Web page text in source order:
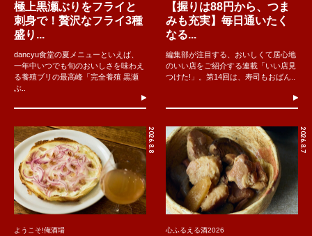
極上黒瀬ぶりをフライと
刺身で！贅沢なフライ3種
盛り...
dancyu食堂の夏メニューといえば、
一年中いつでも旬のおいしさを味わえ
る養殖ブリの最高峰「完全養殖 黒瀬
ぶ..
【握りは88円から、つま
みも充実】毎日通いたく
なる...
編集部が注目する、おいしくて居心地
のいい店をご紹介する連載「いい店見
つけた!」。第14回は、寿司もおばん..
2026.8.8
ようこそ!俺酒場
2026.8.7
心ふるえる酒2026